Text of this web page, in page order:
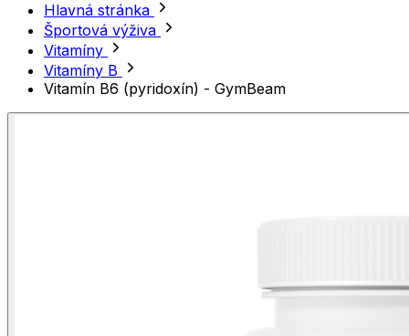
Hlavná stránka
Športová výživa
Vitamíny
Vitamíny B
Vitamín B6 (pyridoxín) - GymBeam